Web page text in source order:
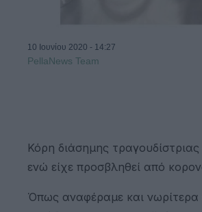
10 Ιουνίου 2020 - 14:27
PellaNews Team
Κόρη διάσημης
ενώ είχε προσβληθεί από
Όπως αναφέραμε και νωρίτερα